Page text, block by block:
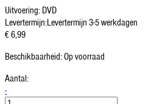
Uitvoering: DVD
Levertermijn:Levertermijn 3-5 werkdagen
€ 6,99
Beschikbaarheid:Op voorraad
Aantal:
-